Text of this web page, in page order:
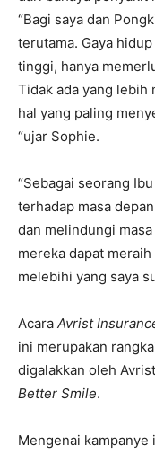
“Bagi saya dan
terutama. Gaya
tinggi, hanya
Tidak ada yang lebih
hal yang paling
“ujar Sophie.
“Sebagai seorang
terhadap masa
dan melindungi
mereka dapat
melebihi yang saya
Acara Avrist
ini merupakan
digalakkan oleh
Better Smile.
Mengenai